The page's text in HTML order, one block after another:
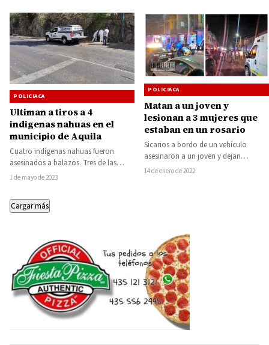
POLICIACA
Ultiman a tiros a 4
indigenas nahuas en el
municipio de Aquila
Cuatro indígenas nahuas fueron
asesinados a balazos. Tres de las
víctimas fueron halladas en la
1 de mayo de 2023
POLICIACA
Matan a un joven y
lesionan a 3 mujeres que
estaban en un rosario
Sicarios a bordo de un vehículo
asesinaron a un joven y dejan
lesionadas a tres mujeres, entre
14 de enero de 2022
Cargar más